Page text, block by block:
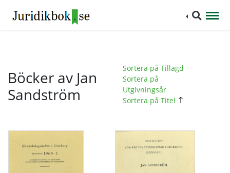
Böcker av Jan
Sandström
Sortera på Tillagd
Sortera på
Utgivningsår
Sortera på Titel